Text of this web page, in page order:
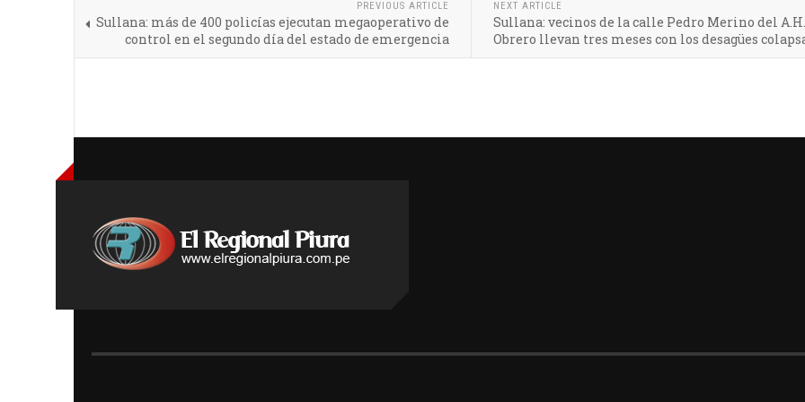
PREVIOUS ARTICLE
Sullana: más de 400 policías ejecutan megaoperativo de
control en el segundo día del estado de emergencia
NEXT ARTICLE
Sullana: vecinos de la calle Pedro Merino del
Obrero llevan tres meses con los desagües